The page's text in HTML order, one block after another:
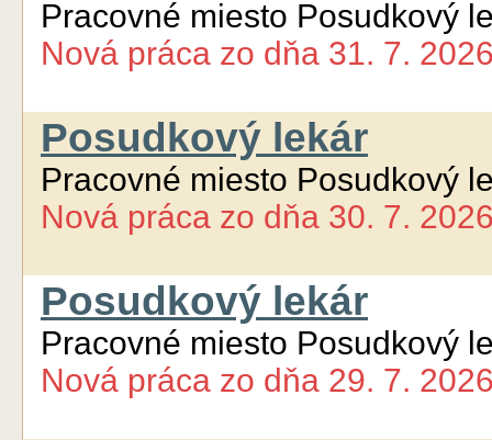
Pracovné miesto Posudkový
Nová práca zo dňa 31. 7.
Posudkový lekár
Pracovné miesto Posudkový
Nová práca zo dňa 30. 7.
Posudkový lekár
Pracovné miesto Posudkový
Nová práca zo dňa 29. 7.